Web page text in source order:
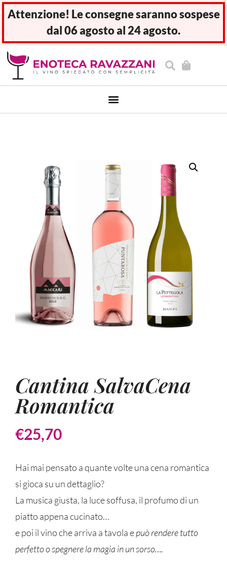
Attenzione! Le consegne saranno sospese
dal 06 agosto al 24 agosto.
Cantina SalvaCena
Romantica
€25,70
Hai mai pensato a quante volte una cena romantica
si gioca su un dettaglio?
La musica giusta, la luce soffusa, il profumo di un
piatto appena cucinato…
e poi il vino che arriva a tavola epuò rendere tutto
perfetto o spegnere la magia in un sorso….